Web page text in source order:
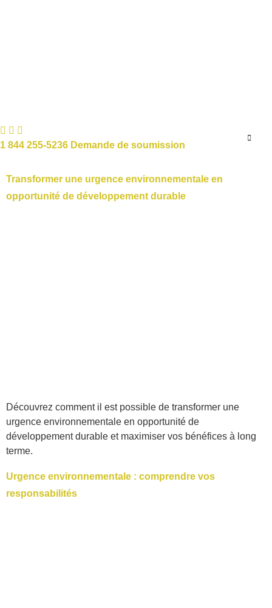
1 844 255-5236 Demande de soumission
Transformer une urgence environnementale en
opportunité de développement durable
Découvrez comment il est possible de transformer une
urgence environnementale en opportunité de
développement durable et maximiser vos bénéfices à long
terme.
Urgence environnementale : comprendre vos
responsabilités